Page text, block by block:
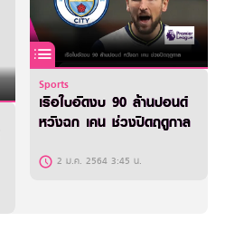
Sports
เรือใบอัดงบ 90 ล้านปอนด์
หวังฉก เคน ช่วงปิดฤดูกาล
2 ม.ค. 2564 3:45 น.